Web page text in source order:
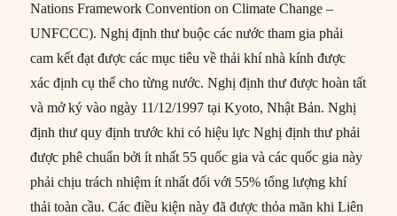
Nations Framework Convention on Climate Change –
UNFCCC). Nghị định thư buộc các nước tham gia phải
cam kết đạt được các mục tiêu về thải khí nhà kính được
xác định cụ thể cho từng nước. Nghị định thư được hoàn tất
và mở ký vào ngày 11/12/1997 tại Kyoto, Nhật Bản. Nghị
định thư quy định trước khi có hiệu lực Nghị định thư phải
được phê chuẩn bởi ít nhất 55 quốc gia và các quốc gia này
phải chịu trách nhiệm ít nhất đối với 55% tổng lượng khí
thải toàn cầu. Các điều kiện này đã được thỏa mãn khi Liên